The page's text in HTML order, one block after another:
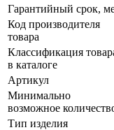
Гарантийный срок,
Код производителя
товара
Классификация
в каталоге
Артикул
Минимально
возможное
Тип изделия